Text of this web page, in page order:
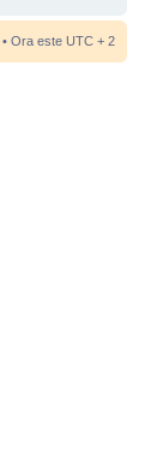
• Ora este UTC + 2